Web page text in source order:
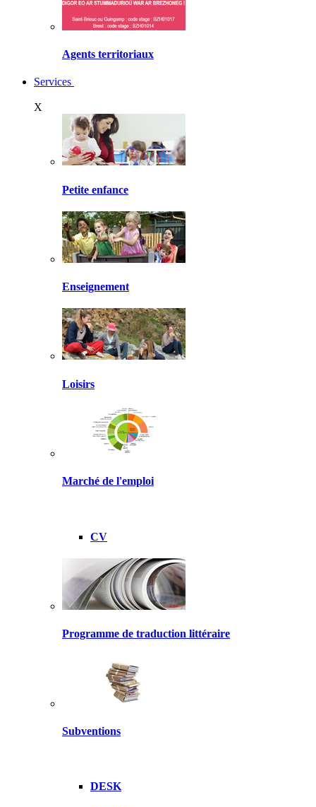
Agents territoriaux
Services
X
Petite enfance
Enseignement
Loisirs
Marché de l'emploi
CV
Programme de traduction littéraire
Subventions
DESK